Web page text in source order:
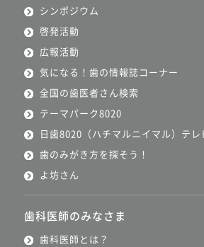
シンポジウム
啓発活動
広報活動
気になる！歯の情報誌コーナー
全国の歯医者さん検索
テーマパーク8020
日歯8020（ハチマルニイマル）テレ
歯のみがき方を探そう！
よ坊さん
歯科医師のみなさま
歯科医師とは？